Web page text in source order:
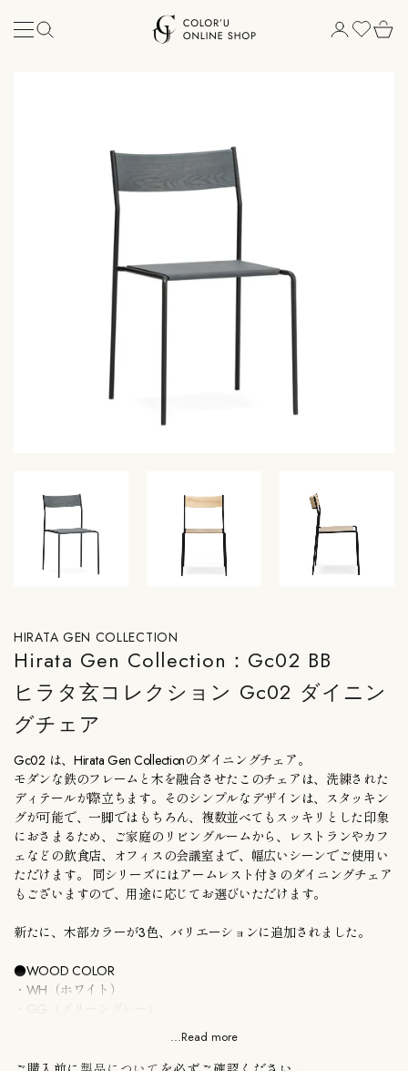
HIRATA GEN COLLECTION
Hirata Gen Collection：Gc02 BB
ヒラタ玄コレクション Gc02 ダイニン
グチェア
Gc02 は、Hirata Gen Collectionのダイニングチェア。
モダンな鉄のフレームと木を融合させたこのチェアは、洗練された
ディテールが際立ちます。そのシンプルなデザインは、スタッキン
グが可能で、一脚ではもちろん、複数並べてもスッキリとした印象
におさまるため、ご家庭のリビングルームから、レストランやカフ
ェなどの飲食店、オフィスの会議室まで、幅広いシーンでご使用い
ただけます。 同シリーズにはアームレスト付きのダイニングチェア
もございますので、用途に応じてお選びいただけます。
新たに、木部カラーが3色、バリエーションに追加されました。
●WOOD COLOR
・WH（ホワイト）
メーカー保証付き。
...Read more